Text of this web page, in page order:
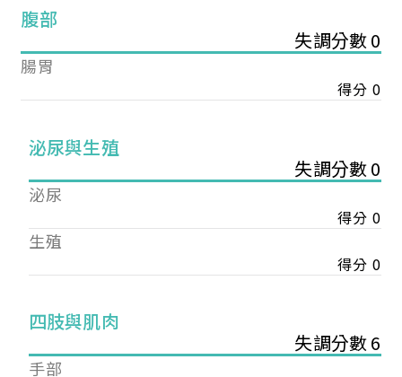
腹部
失調分數 0
腸胃
得分 0
泌尿與生殖
失調分數 0
泌尿
得分 0
生殖
得分 0
四肢與肌肉
失調分數 6
手部
您已成功送出會員申請
您好，您的會員申請，已成功送出，經本協會理事